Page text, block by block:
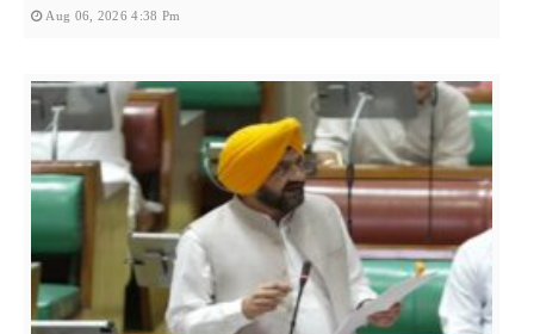
Aug 06, 2026 4:38 Pm